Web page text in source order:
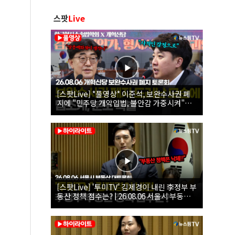
스팟Live
[스팟Live] *풀영상* 이준석, 보완수사권 폐
지에 "민주당 개악입법, 불안감 가중시켜"｜
26.08.06 개혁신당 보완수사권 폐지 토론회
[스팟Live] '투미TV' 김제경이 내린 李정부 부
동산 정책 점수는? | 26.08.06 서울시 부동산
대토론회